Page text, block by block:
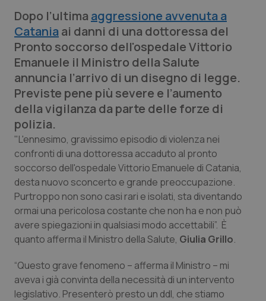
QS Pro
Professionisti Sanitari.AI
Abruzzo
Basilicata
Calabria
Campania
Emilia-Romagna
Lazio
QS Pro Gold
Artrite & artrosi
Asma & BPCO
Car-T
Colesterolo & coronaropatie
Diabete & glucometri
QS Club
Dopo l’ultima aggressione avvenuta a
Cataniaai danni di una dottoressa del
Pronto soccorso dell'ospedale Vittorio
Emanuele il Ministro della Salute
annuncia l’arrivo di un disegno di legge.
Previste pene più severe e l’aumento
della vigilanza da parte delle forze di
polizia.
"L'ennesimo, gravissimo episodio di violenza nei
confronti di una dottoressa accaduto al pronto
soccorso dell'ospedale Vittorio Emanuele di Catania,
desta nuovo sconcerto e grande preoccupazione.
Purtroppo non sono casi rari e isolati, sta diventando
ormai una pericolosa costante che non ha e non può
avere spiegazioni in qualsiasi modo accettabili”. È
quanto afferma il Ministro della Salute, Giulia Grillo.
“Questo grave fenomeno – afferma il Ministro – mi
aveva i già convinta della necessità di un intervento
legislativo. Presenterò presto un ddl, che stiamo